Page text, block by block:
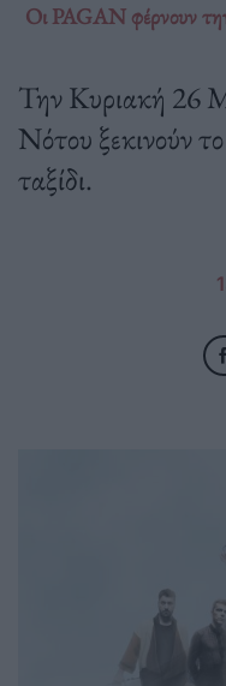
Οι PAGAN φέρνουν
Την Κυριακή 26
Νότου ξεκινούν
ταξίδι.